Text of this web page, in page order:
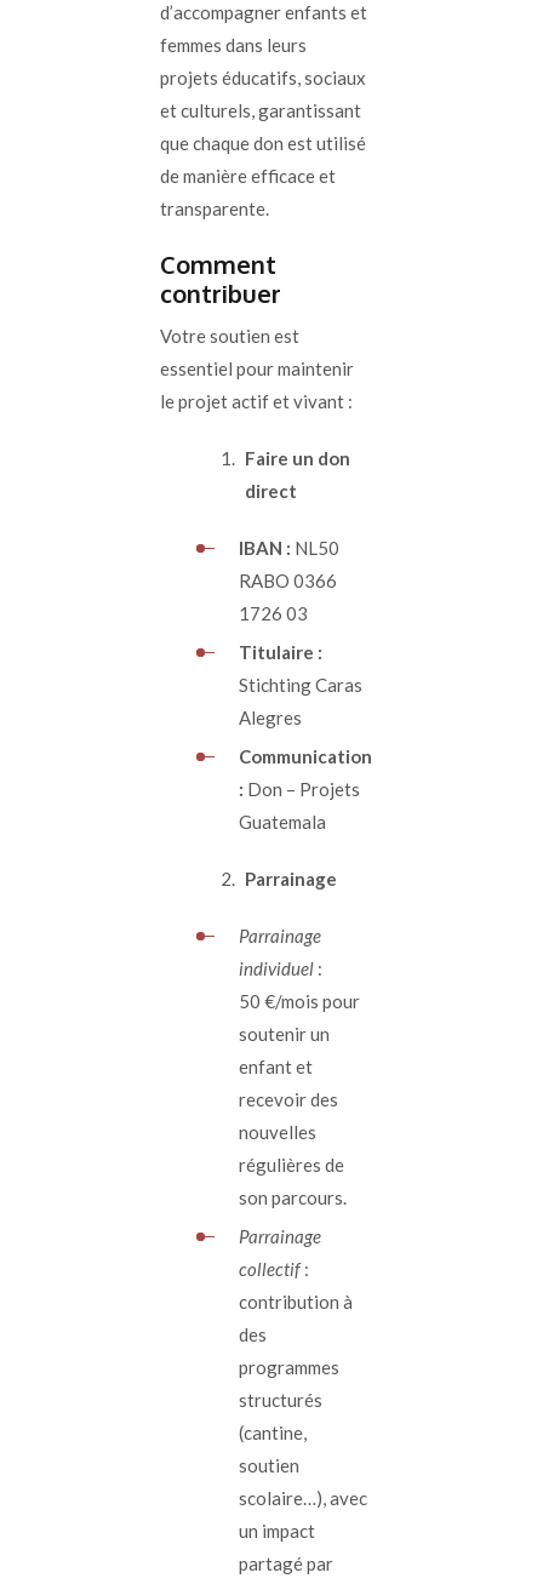
d’accompagner enfants et
femmes dans leurs
projets éducatifs, sociaux
et culturels, garantissant
que chaque don est utilisé
de manière efficace et
transparente.
Comment
contribuer
Votre soutien est
essentiel pour maintenir
le projet actif et vivant :
Faire un don
direct
IBAN : NL50
RABO 0366
1726 03
Titulaire :
Stichting Caras
Alegres
Communication
: Don – Projets
Guatemala
Parrainage
Parrainage
individuel:
50 €/mois pour
soutenir un
enfant et
recevoir des
nouvelles
régulières de
son parcours.
Parrainage
collectif:
contribution à
des
programmes
structurés
(cantine,
soutien
scolaire…), avec
un impact
partagé par